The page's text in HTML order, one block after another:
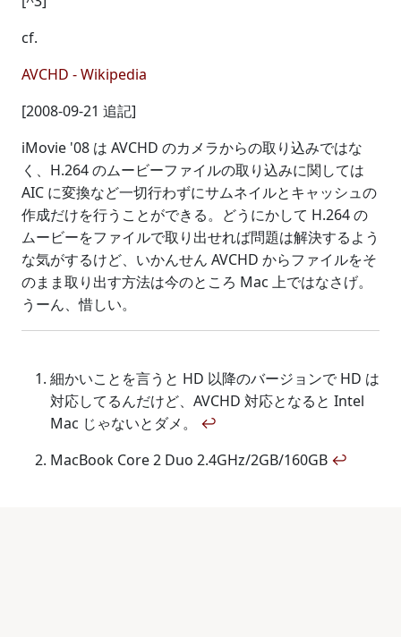
cf.
AVCHD - Wikipedia
[2008-09-21 追記]
iMovie '08 は AVCHD のカメラからの取り込みではな
く、H.264 のムービーファイルの取り込みに関しては
AIC に変換など一切行わずにサムネイルとキャッシュの
作成だけを行うことができる。どうにかして H.264 の
ムービーをファイルで取り出せれば問題は解決するよう
な気がするけど、いかんせん AVCHD からファイルをそ
のまま取り出す方法は今のところ Mac 上ではなさげ。
うーん、惜しい。
細かいことを言うと HD 以降のバージョンで HD は
対応してるんだけど、AVCHD 対応となると Intel
Mac じゃないとダメ。 ↩
MacBook Core 2 Duo 2.4GHz/2GB/160GB ↩